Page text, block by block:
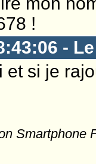
!
-
et si je
Smartphone